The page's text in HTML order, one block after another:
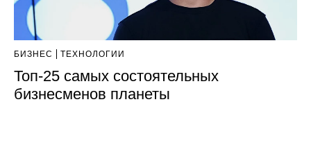
БИЗНЕС ТЕХНОЛОГИИ
Топ-25 самых состоятельных
бизнесменов планеты